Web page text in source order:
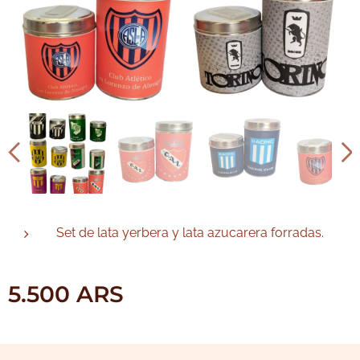
Set de lata yerbera y lata azucarera forradas.
5.500 ARS